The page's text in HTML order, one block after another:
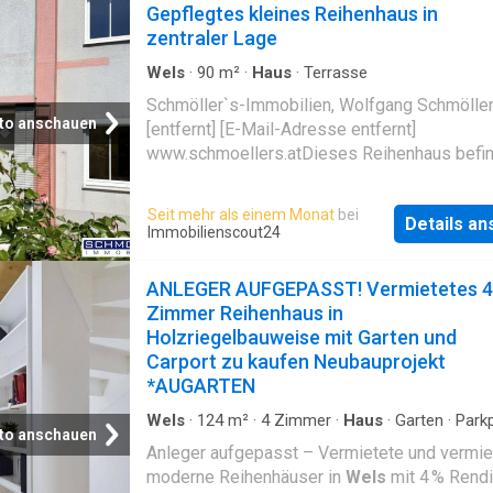
anschauen
Gepflegtes kleines Reihenhaus in
zentraler Lage
Wels · 90 m² · Haus · Terrasse
Schmöller`s-Immobilien, Wolfgang Schmöller
[entfernt] [E-Mail-Adresse entfernt]
www.schmoellers.atDieses Reihenhaus
Zu Fuß erreichen Sie von hier aus
Gastronomie und verschiedenste
Schulen, Kindergärten, Hort und vieles mehr.
Minuten befindet sich die nächste
A8. Auch eine Bushaltestelle und der Bahnhof
Welssind fußläufig erreichbar.Schmöller`s-
Immobilien, Wolfgang Schmöller [entfernt] [E-
Adresse entfernt] www.schmoellers.atDieses
gepflegte Eigenheim auf zwei Ebenen
mitunter mit seinem kleinen Gartenparadies.
Immobilie selbst verfügt über eine sehr gute
Seit mehr als einem Monat bei
Immobilienscout24
Details
anschauen
ANLEGER AUFGEPASST! Vermietetes 4
Zimmer Reihenhaus in
Holzriegelbauweise mit Garten und
Carport zu kaufen Neubauprojekt
*AUGARTEN
Wels · 124m² · 4Zimmer · Haus · Garten ·
Anleger aufgepasst – Vermietete und
moderne Reihenhäuser in Wels mit 4 %